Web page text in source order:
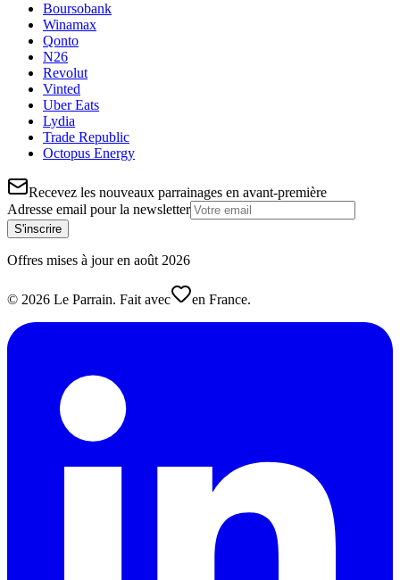
Boursobank
Winamax
Qonto
N26
Revolut
Vinted
Uber Eats
Lydia
Trade Republic
Octopus Energy
Recevez les nouveaux parrainages en avant-première
Adresse email pour la newsletter
S'inscrire
Offres mises à jour en août 2026
© 2026 Le Parrain. Fait avec en France.